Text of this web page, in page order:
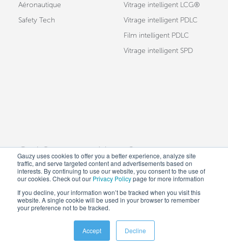
Gauzy uses cookies to offer you a better experience, analyze site
traffic, and serve targeted content and advertisements based on
interests. By continuing to use our website, you consent to the use of
our cookies. Check out our Privacy Policypage for more information
If you decline, your information won’t be tracked when you visit this
website. A single cookie will be used in your browser to remember
your preference not to be tracked.
Accept Decline
Aéronautique
Safety Tech
Vitrage intelligent LCG®
Vitrage intelligent PDLC
Film intelligent PDLC
Vitrage intelligent SPD
Qui Sommes-Nous?
Gauzy est l’un des principaux fournisseurs mondiaux de
science des matériaux et de nanotechnologie, axé sur la
recherche, le développement, la fabrication et la
commercialisation des technologies LCG® (Light Control